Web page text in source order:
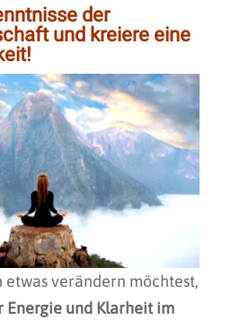
der
und kreiere eine
verändern möchtest,
Energie und Klarheit im